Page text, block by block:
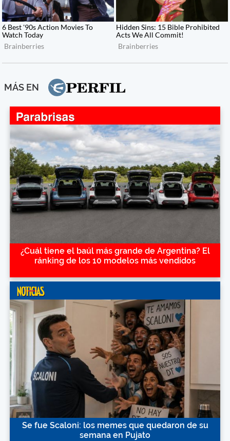
MÁS EN
¿Cuál tiene el baúl más grande de Argentina? El
ránking de los 10 modelos más vendidos
Se fue Scaloni: los memes que quedaron de su
semana en Pujato